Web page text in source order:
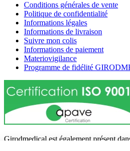
Conditions générales de vente
Politique de confidentialité
Informations légales
Informations de livraison
Suivre mon colis
Informations de paiement
Materiovigilance
Programme de fidélité
Girodmedical est également présent